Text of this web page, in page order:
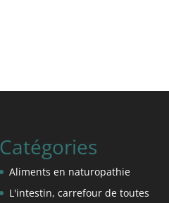
Catégories
Aliments en naturopathie
L'intestin, carrefour de toutes